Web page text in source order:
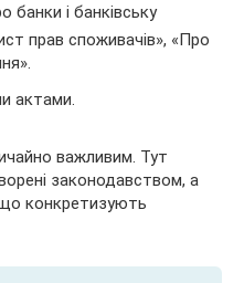
банки і банківську
прав споживачів», «Про
актами.
важливим. Тут
законодавством, а
конкретизують